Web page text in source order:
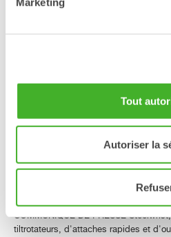
Tout
Autoriser la
Steelwrist fait ses
SaMoTer avec des
démonstrations en
tiltrotateurs XTR
génération et la
COMMUNIQUÉ DE PRESSE
tiltrotateurs, d'attaches rapides et